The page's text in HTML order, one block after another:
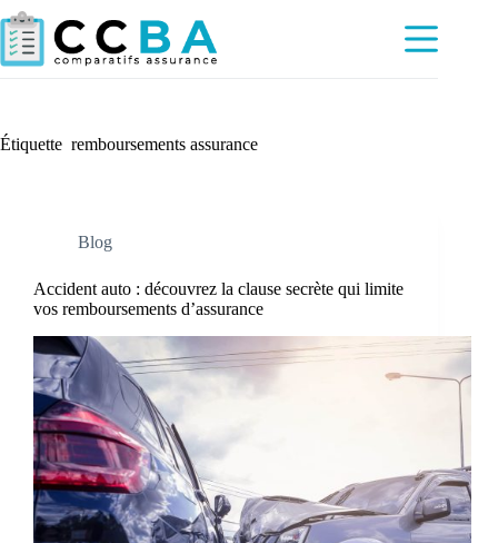
Passer
au
contenu
Étiquette remboursements assurance
Blog
Accident auto : découvrez la clause secrète qui limite
vos remboursements d’assurance